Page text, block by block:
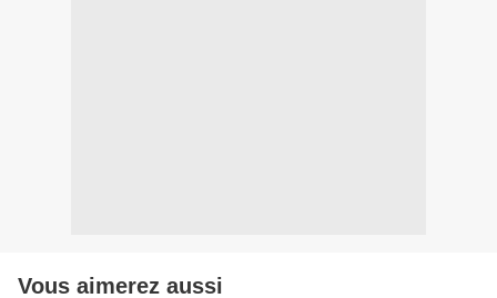
Vous aimerez aussi